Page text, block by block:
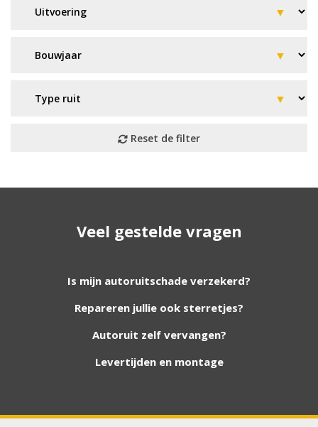
verder!
Wij zijn continu bezig met het toevoegen van
ruit er niet tussen? Grote kans dat wij deze wel
hebben. Vul het formulier in en wij nemen
whatsappje met foto van de ruit en uw auto
Veel gestelde vragen
Is mijn autoruitschade verzekerd?
Repareren jullie ook sterretjes?
Autoruit zelf vervangen?
Levertijden en montage